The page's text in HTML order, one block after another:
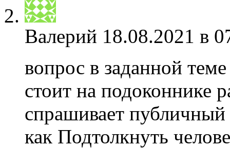
Валерий 18.08.2021 в
вопрос в заданной
стоит на подоконнике
спрашивает
как Подтолкнуть